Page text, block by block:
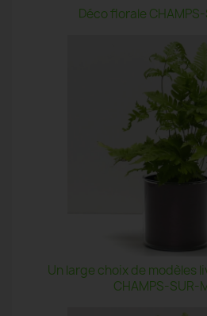
Déco florale
Un large choix de modèles
CHAMPS-SUR-